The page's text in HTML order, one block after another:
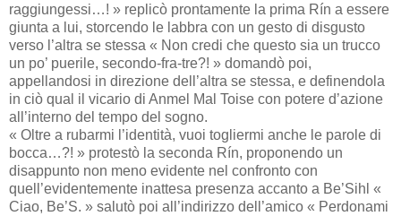
raggiungessi…! » replicò prontamente la prima Rín a essere
giunta a lui, storcendo le labbra con un gesto di disgusto
verso l’altra se stessa « Non credi che questo sia un trucco
un po’ puerile, secondo-fra-tre?! » domandò poi,
appellandosi in direzione dell’altra se stessa, e definendola
in ciò qual il vicario di Anmel Mal Toise con potere d’azione
all’interno del tempo del sogno.
« Oltre a rubarmi l’identità, vuoi togliermi anche le parole di
bocca…?! » protestò la seconda Rín, proponendo un
disappunto non meno evidente nel confronto con
quell’evidentemente inattesa presenza accanto a Be’Sihl «
Ciao, Be’S. » salutò poi all’indirizzo dell’amico « Perdonami